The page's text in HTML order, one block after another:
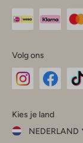
Volg ons
Instagram
Kies je land
NEDERLAND